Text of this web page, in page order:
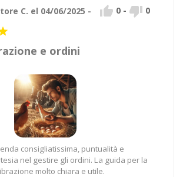
C. el 04/06/2025 -  0 -  0
e ordini
consigliatissima, puntualità e
nel gestire gli ordini. La guida per la
molto chiara e utile.